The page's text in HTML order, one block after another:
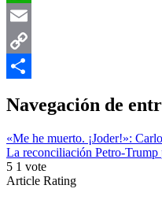
WhatsApp
Email
Copy
Navegación de
«Me he muerto. ¡Joder!»:
La reconciliación Petro-Trump
5 1 vote
Article Rating